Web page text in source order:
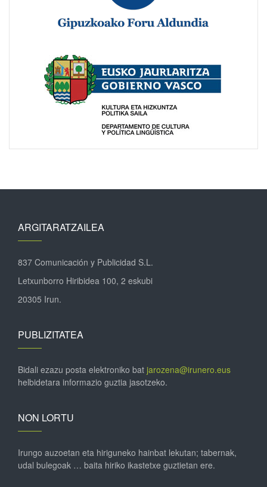
ARGITARATZAILEA
837 Comunicación y Publicidad S.L.
Letxunborro Hiribidea 100, 2 eskubi
20305 Irun.
PUBLIZITATEA
Bidali ezazu posta elektroniko bat jarozena@irunero.eus
helbidetara informazio guztia jasotzeko.
NON LORTU
Irungo auzoetan eta hiriguneko hainbat lekutan; tabernak,
udal bulegoak … baita hiriko ikastetxe guztietan ere.